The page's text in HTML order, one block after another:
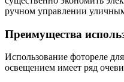
ручном управлении
Преимущества
Использование фотореле
освещением имеет ряд